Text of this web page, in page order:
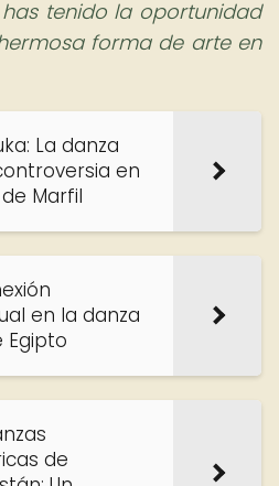
tenido la oportunidad
forma de arte en
La danza
en
Marfil
en la danza
Egipto
de